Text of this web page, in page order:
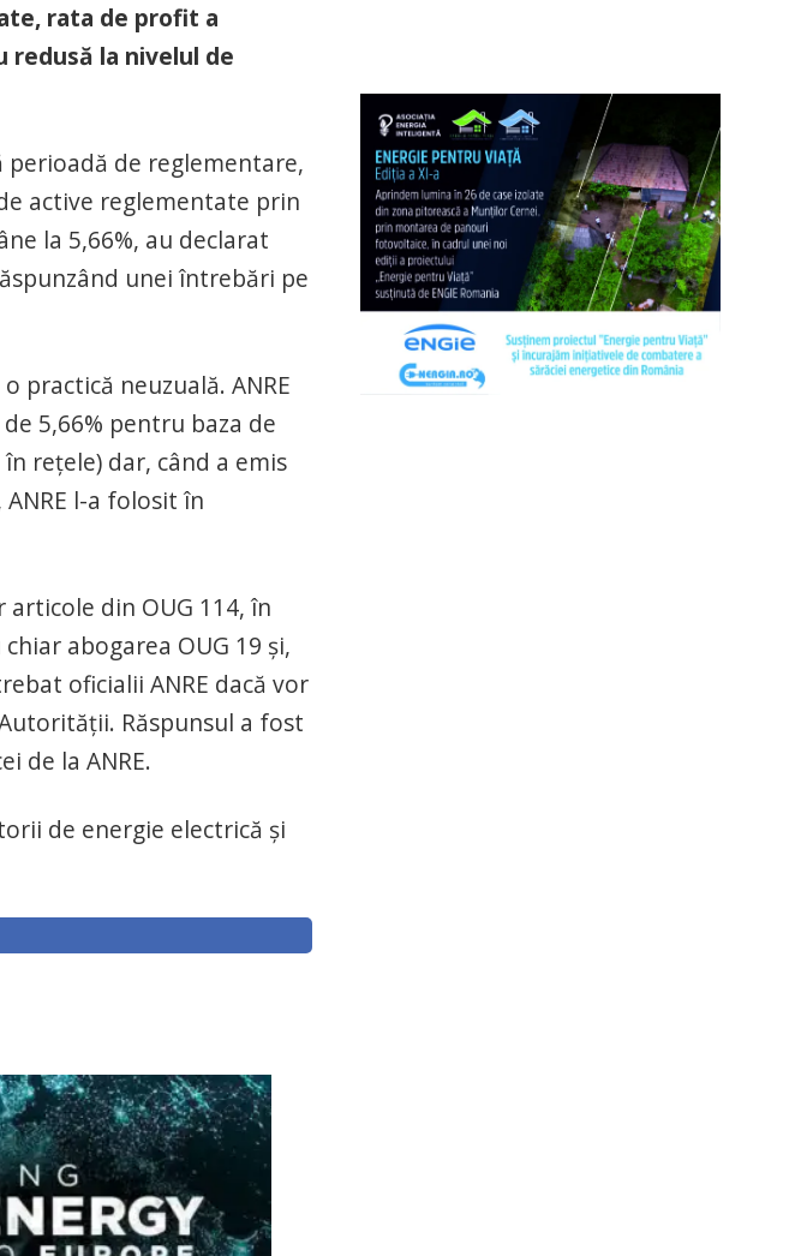
rata de profit a
la nivelul de
de reglementare,
active reglementate prin
la 5,66%, au declarat
unei întrebări pe
practică neuzuală. ANRE
5,66% pentru baza de
rețele) dar, când a emis
l-a folosit în
din OUG 114, în
abogarea OUG 19 și,
oficialii ANRE dacă vor
Răspunsul a fost
de la ANRE.
de energie electrică și